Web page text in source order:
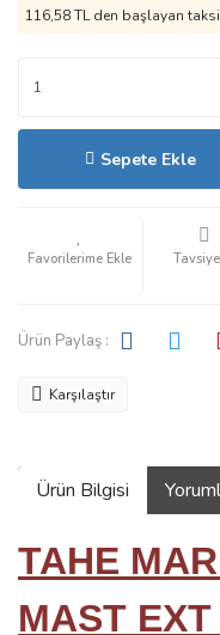
116,58 TL den başlayan
Sepete Ekle
Ürün Paylaş :
Karşılaştır
Ürün Bilgisi
TAHE
MAST